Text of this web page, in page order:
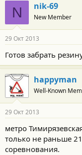
N nik-69
New Member
29 Окт 2013
Готов забрать
happyman
Well-Known
29 Окт 2013
метро
только не раньше
соревнования.